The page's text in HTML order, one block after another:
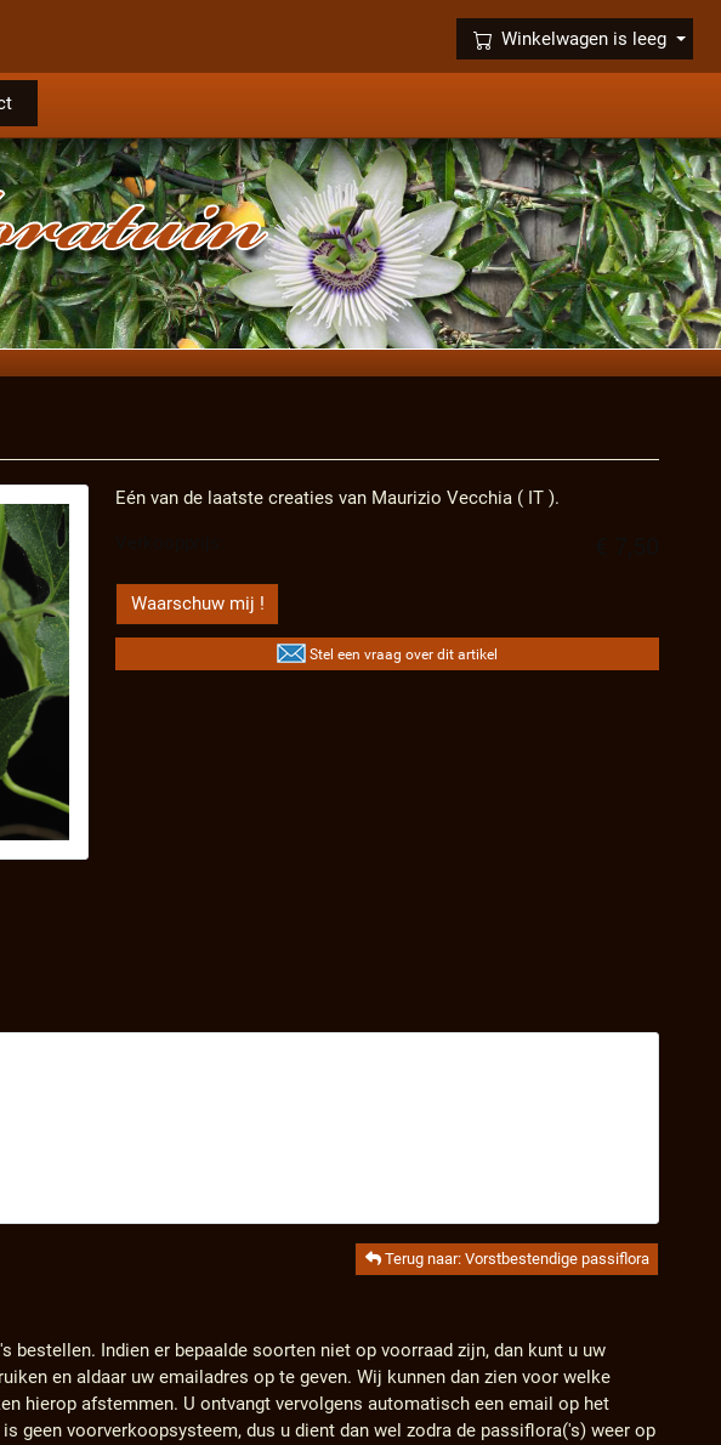
Winkelwagen is leeg
×
Eén van de laatste creaties van Maurizio Vecchia ( IT ).
Waarschuw mij !
Stel een vraag over dit artikel
Terug naar: Vorstbestendige passiflora
bestellen. Indien er bepaalde soorten niet op voorraad zijn, dan kunt u uw
en aldaar uw emailadres op te geven. Wij kunnen dan zien voor welke
hierop afstemmen. U ontvangt vervolgens automatisch een email op het
geen voorverkoopsysteem, dus u dient dan wel zodra de passiflora('s) weer op